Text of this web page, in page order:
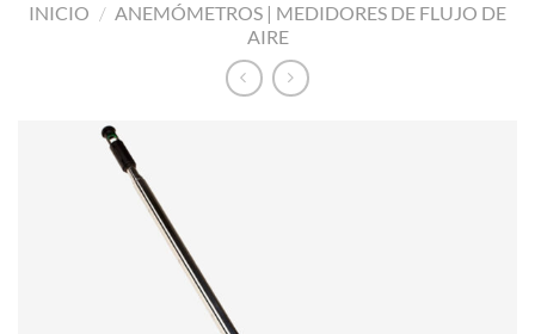
INICIO / ANEMÓMETROS | MEDIDORES DE FLUJO DE
AIRE